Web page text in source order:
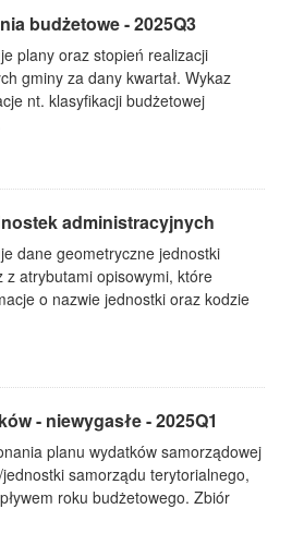
budżetowe - 2025Q3
plany oraz stopień realizacji
gminy za dany kwartał. Wykaz
nt. klasyfikacji budżetowej
administracyjnych
dane geometryczne jednostki
z atrybutami opisowymi, które
o nazwie jednostki oraz kodzie
- niewygasłe - 2025Q1
planu wydatków samorządowej
samorządu terytorialnego,
roku budżetowego. Zbiór